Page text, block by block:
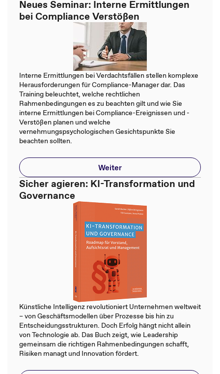
Neues Seminar: Interne Ermittlungen
bei Compliance Verstößen
Interne Ermittlungen bei Verdachtsfällen stellen komplexe
Herausforderungen für Compliance-Manager dar. Das
Training beleuchtet, welche rechtlichen
Rahmenbedingungen es zu beachten gilt und wie Sie
interne Ermittlungen bei Compliance-Ereignissen und -
Verstößen planen und welche
vernehmungspsychologischen Gesichtspunkte Sie
beachten sollten.
Weiter
Sicher agieren: KI-Transformation und
Governance
Künstliche Intelligenz revolutioniert Unternehmen weltweit
– von Geschäftsmodellen über Prozesse bis hin zu
Entscheidungsstrukturen. Doch Erfolg hängt nicht allein
von Technologie ab. Das Buch zeigt, wie Leadership
gemeinsam die richtigen Rahmenbedingungen schafft,
Risiken managt und Innovation fördert.